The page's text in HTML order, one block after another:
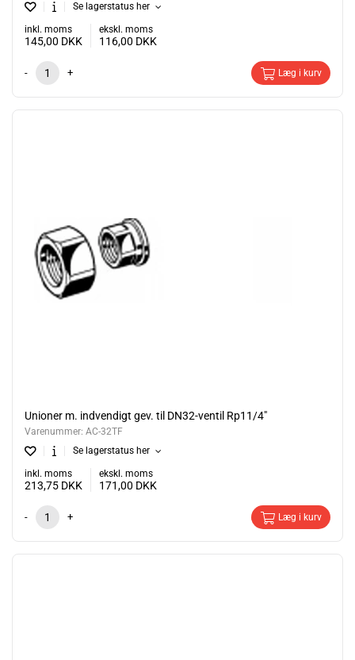
Se lagerstatus her
inkl. moms
145,00 DKK
ekskl. moms
116,00 DKK
- + Læg i kurv
Unioner m. indvendigt gev. til DN32-ventil Rp11/4"
Varenummer: AC-32TF
Se lagerstatus her
inkl. moms
213,75 DKK
ekskl. moms
171,00 DKK
- + Læg i kurv